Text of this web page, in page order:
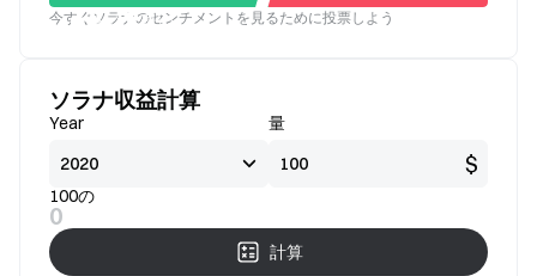
良い 悪い
今すぐソラナのセンチメントを見るために投票しよう
ソラナ収益計算
Year 量
$
100の
0
計算